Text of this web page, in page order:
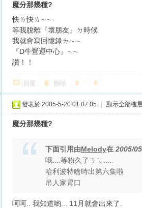
魔分那幾種?
快ㄌ快ㄌ∼∼
等我脫離『壞朋友』ㄉ時候
我就會寫回憶錄ㄌ∼∼
『D牛營運中心』∼∼
讚！！
回覆 刪除
發表於 2005-5-20 01:07:05 顯示全部樓
魔分那幾種?
下面引用由Melody在 2005/
哦....等粉久了ㄋㄟ.....
哈利波特啥時出第六集啦
吊人家胃口
呵呵.. 我知道喲... 11月就會出來了.